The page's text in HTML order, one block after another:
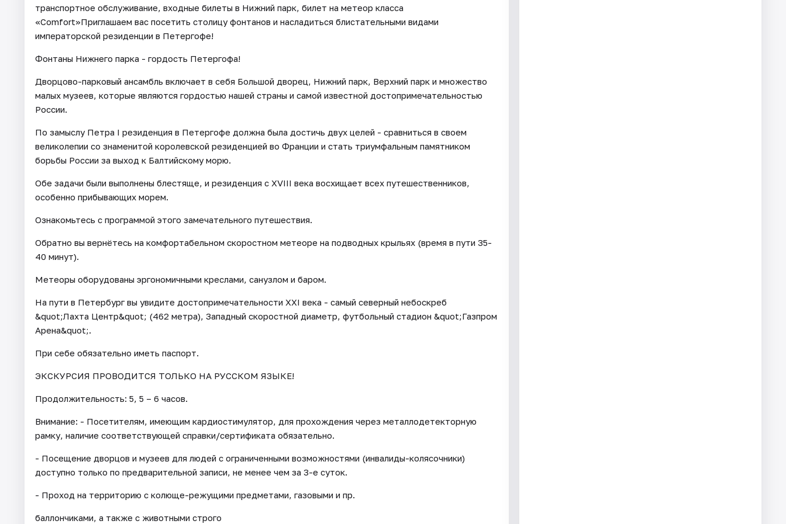
транспортное обслуживание, входные билеты в Нижний парк, билет на метеор класса
«Comfort»Приглашаем вас посетить столицу фонтанов и насладиться блистательными видами
императорской резиденции в Петергофе!
Фонтаны Нижнего парка - гордость Петергофа!
Дворцово-парковый ансамбль включает в себя Большой дворец, Нижний парк, Верхний парк и множество
малых музеев, которые являются гордостью нашей страны и самой известной достопримечательностью
России.
По замыслу Петра I резиденция в Петергофе должна была достичь двух целей - сравниться в своем
великолепии со знаменитой королевской резиденцией во Франции и стать триумфальным памятником
борьбы России за выход к Балтийскому морю.
Обе задачи были выполнены блестяще, и резиденция с XVIII века восхищает всех путешественников,
особенно прибывающих морем.
Ознакомьтесь с программой этого замечательного путешествия.
Обратно вы вернётесь на комфортабельном скоростном метеоре на подводных крыльях (время в пути 35-
40 минут).
Метеоры оборудованы эргономичными креслами, санузлом и баром.
На пути в Петербург вы увидите достопримечательности XXI века - самый северный небоскреб
&quot;Лахта Центр&quot; (462 метра), Западный скоростной диаметр, футбольный стадион &quot;Газпром
Арена&quot;.
При себе обязательно иметь паспорт.
ЭКСКУРСИЯ ПРОВОДИТСЯ ТОЛЬКО НА РУССКОМ ЯЗЫКЕ!
Продолжительность: 5, 5 – 6 часов.
Внимание: - Посетителям, имеющим кардиостимулятор, для прохождения через металлодетекторную
рамку, наличие соответствующей справки/сертификата обязательно.
- Посещение дворцов и музеев для людей с ограниченными возможностями (инвалиды-колясочники)
доступно только по предварительной записи, не менее чем за 3-е суток.
- Проход на территорию с колюще-режущими предметами, газовыми и пр.
баллончиками, а также с животными строго